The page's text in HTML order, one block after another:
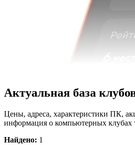
Актуальная база
Цены, адреса, характеристики ПК,
информация о компьютерных клубах
Найдено: 1